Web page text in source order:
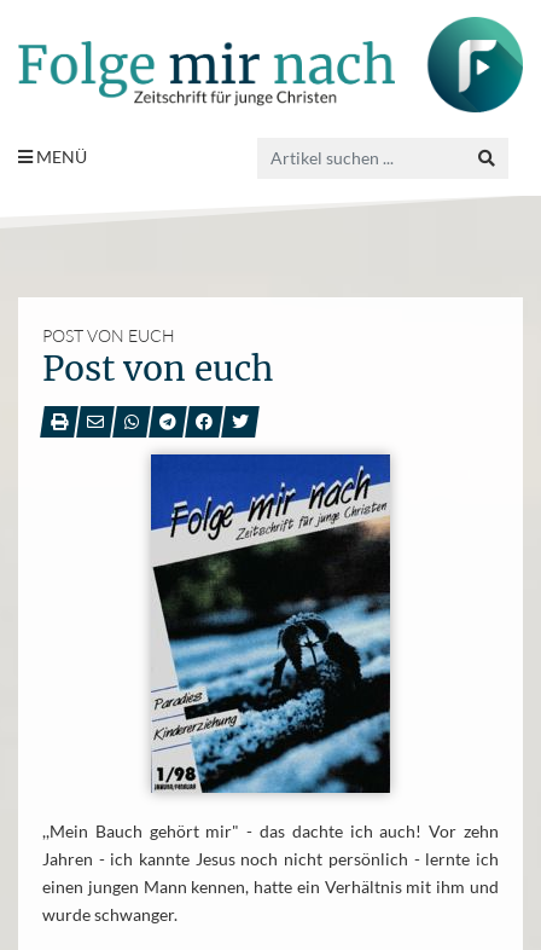
MENÜ
POST VON EUCH
Post von euch
,,Mein Bauch gehört mir" - das dachte ich auch! Vor zehn
Jahren - ich kannte Jesus noch nicht persönlich - lernte ich
einen jungen Mann kennen, hatte ein Verhältnis mit ihm und
wurde schwanger.